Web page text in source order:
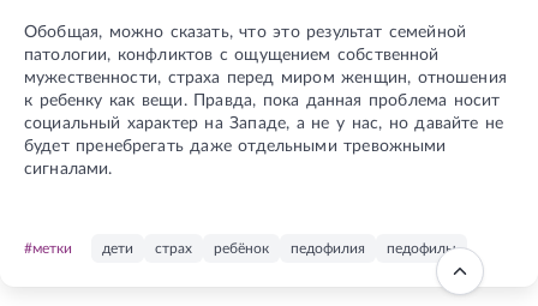
Обобщая, можно сказать, что это результат семейной
патологии, конфликтов с ощущением собственной
мужественности, страха перед миром женщин, отношения
к ребенку как вещи. Правда, пока данная проблема носит
социальный характер на Западе, а не у нас, но давайте не
будет пренебрегать даже отдельными тревожными
сигналами.
#метки дети страх ребёнок педофилия педофилы